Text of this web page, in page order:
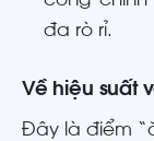
đa rò rỉ.
Về hiệu suất
Đây là điểm